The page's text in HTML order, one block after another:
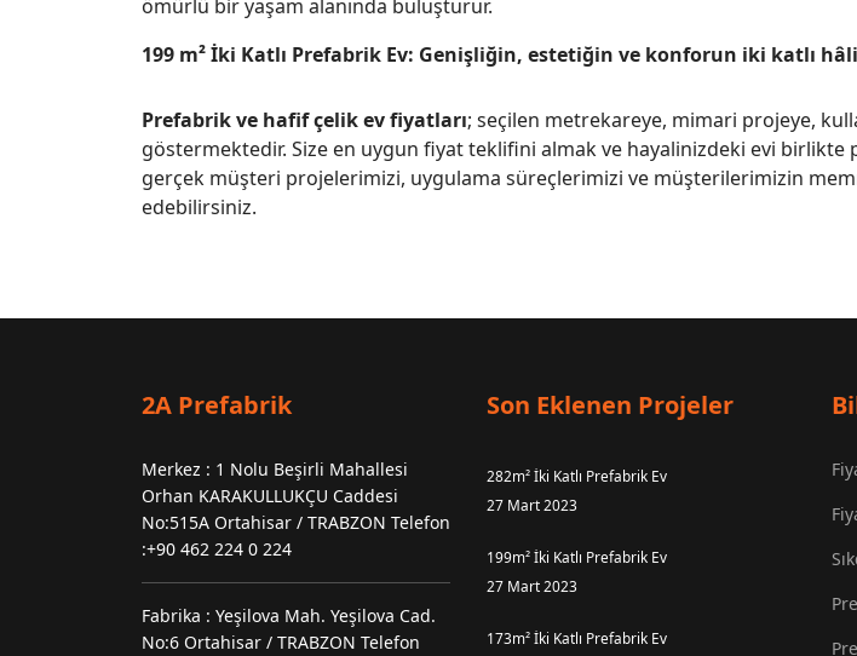
ömürlü bir yaşam alanında buluşturur.
199 m² İki Katlı Prefabrik Ev: Genişliğin, estetiğin ve konforun iki katlı
Prefabrik ve hafif çelik ev fiyatları; seçilen metrekareye, mimari projeye,
göstermektedir. Size en uygun fiyat teklifini almak ve hayalinizdeki evi birlikte
gerçek müşteri projelerimizi, uygulama süreçlerimizi ve müşterilerimizin
edebilirsiniz.
2A Prefabrik
Merkez : 1 Nolu Beşirli Mahallesi
Orhan KARAKULLUKÇU Caddesi
No:515A Ortahisar / TRABZON Telefon
:+90 462 224 0 224
Fabrika : Yeşilova Mah. Yeşilova Cad.
No:6 Ortahisar / TRABZON Telefon
Son Eklenen Projeler
282m² İki Katlı Prefabrik Ev
27 Mart 2023
199m² İki Katlı Prefabrik Ev
27 Mart 2023
173m² İki Katlı Prefabrik Ev